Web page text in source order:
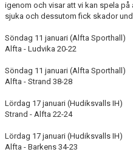
igenom och visar att vi kan spela
sjuka och dessutom fick skador
Söndag 11 januari (Alfta Sporthall)
Alfta - Ludvika 20-22
Söndag 11 januari (Alfta Sporthall)
Alfta - Strand 38-28
Lördag 17 januari (Hudiksvalls IH)
Strand - Alfta 22-24
Lördag 17 januari (Hudiksvalls IH)
Alfta - Barkens 34-23